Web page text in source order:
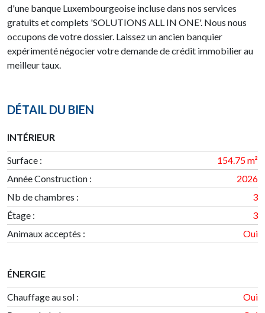
d'une banque Luxembourgeoise incluse dans nos services
gratuits et complets 'SOLUTIONS ALL IN ONE'. Nous nous
occupons de votre dossier. Laissez un ancien banquier
expérimenté négocier votre demande de crédit immobilier au
meilleur taux.
DÉTAIL DU BIEN
INTÉRIEUR
Surface :
154.75 m²
Année Construction :
2026
Nb de chambres :
3
Étage :
3
Animaux acceptés :
Oui
ÉNERGIE
Chauffage au sol :
Oui